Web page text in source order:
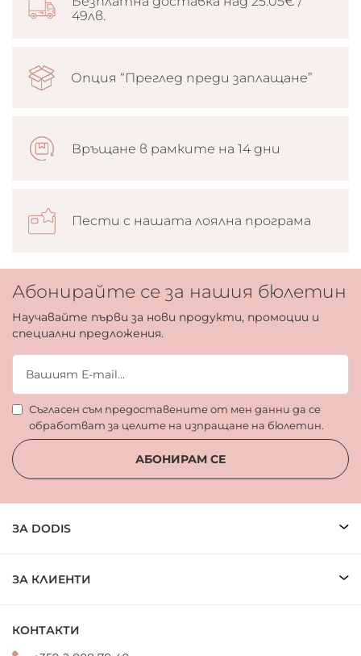
49лв.
Опция “Преглед преди заплащане”
Връщане в рамките на 14 дни
Пести с нашата лоялна програма
Абонирайте се за нашия бюлетин
Научавайте първи за нови продукти, промоции и
специални предложения.
Съгласен съм предоставените от мен данни да се
обработват за целите на изпращане на бюлетин.
АБОНИРАМ СЕ
ЗА DODIS
ЗА КЛИЕНТИ
КОНТАКТИ